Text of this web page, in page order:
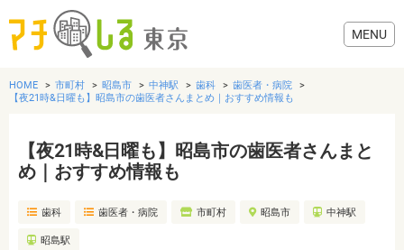
グルメ
美容・健康
HOME 市町村 昭島市 中神駅 歯科
歯医者・病院
【夜21時&日曜も】昭島市の歯医者さんまとめ｜おすすめ情報も
【夜21時&日曜も】昭島市の歯医者さんまと
め｜おすすめ情報も
歯科 歯医者・病院 市町村 昭島市 中神駅
昭島駅